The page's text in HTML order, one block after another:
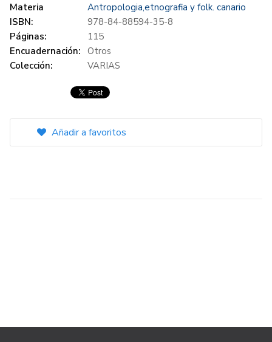
Materia
Antropologia,etnografia y folk. canario
ISBN:
978-84-88594-35-8
Páginas:
115
Encuadernación: Otros
Colección:
VARIAS
Añadir a favoritos